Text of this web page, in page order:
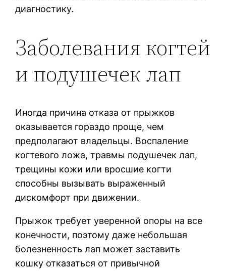
диагностику.
Заболевания когтей
и подушечек лап
Иногда причина отказа от прыжков
оказывается гораздо проще, чем
предполагают владельцы. Воспаление
когтевого ложа, травмы подушечек лап,
трещины кожи или вросшие когти
способны вызывать выраженный
дискомфорт при движении.
Прыжок требует уверенной опоры на все
конечности, поэтому даже небольшая
болезненность лап может заставить
кошку отказаться от привычной